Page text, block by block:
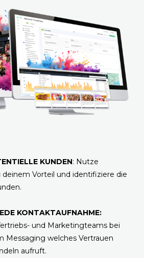
KUNDEN: Nutze
Vorteil und identifiziere die
KONTAKTAUFNAHME:
und Marketingteams bei
Messaging welches Vertrauen
aufruft.